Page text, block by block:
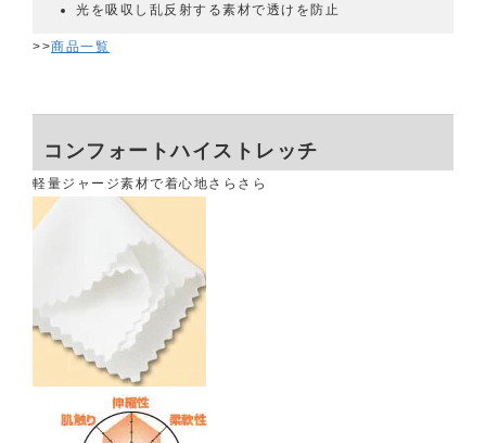
光を吸収し乱反射する素材で透けを防止
>>商品一覧
コンフォートハイストレッチ
軽量ジャージ素材で着心地さらさら